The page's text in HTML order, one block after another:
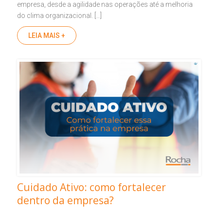
empresa, desde a agilidade nas operações até a melhoria
do clima organizacional. […]
LEIA MAIS +
Cuidado Ativo: como fortalecer
dentro da empresa?